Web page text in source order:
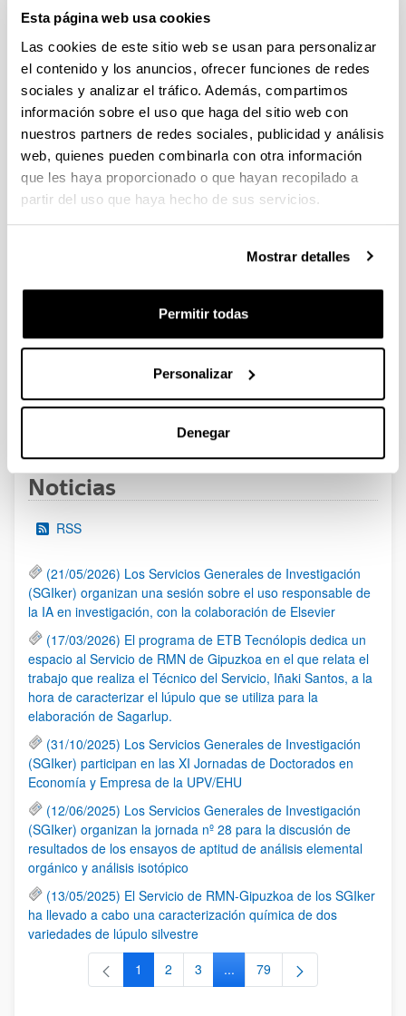
Esta página web usa cookies
Las cookies de este sitio web se usan para personalizar
el contenido y los anuncios, ofrecer funciones de redes
sociales y analizar el tráfico. Además, compartimos
información sobre el uso que haga del sitio web con
nuestros partners de redes sociales, publicidad y análisis
web, quienes pueden combinarla con otra información
que les haya proporcionado o que hayan recopilado a
partir del uso que haya hecho de sus servicios.
Mostrar detalles
Permitir todas
Personalizar
Denegar
19/07/2023 Se ha publicado la propuesta de adjudicación
CONVOCATORIA AYUDAS PARA LA FINANCIACIÓN DE
PLANES DE INVESTIGACIÓN EN COOPERACIÓN EN EL
ÁREA DE LA INTELIGENCIA ARTIFICIAL
DESARROLLADOS POR GRUPOS DE INVESTIGACIÓN
INTERDISCIPLINARES
Plazo de presentación cerrado: 13/07/2023 - 15/09/2023 23:59
EL PLAZO INTERNO DE PRESENTACIÓN DE SOLICITUDES
ES DEL 13/07/2023 AL 08/09/2023 (INCLUSIVE).
Innovación para incentivar la consolidación investigadora
14/07/2023 - Plazo interno para presentación de solicitudes:
Páginas intermedias Use TAB para desplazarse.
PáginaPágina
Noticias
RSS
(21/05/2026) Los Servicios Generales de Investigación
(SGIker) organizan una sesión sobre el uso responsable de
la IA en investigación, con la colaboración de Elsevier
(17/03/2026) El programa de ETB Tecnólopis dedica un
espacio al Servicio de RMN de Gipuzkoa en el que relata el
trabajo que realiza el Técnico del Servicio, Iñaki Santos, a la
hora de caracterizar el lúpulo que se utiliza para la
elaboración de Sagarlup.
(31/10/2025) Los Servicios Generales de Investigación
(SGIker) participan en las XI Jornadas de Doctorados en
Economía y Empresa de la UPV/EHU
(12/06/2025) Los Servicios Generales de Investigación
(SGIker) organizan la jornada nº 28 para la discusión de
resultados de los ensayos de aptitud de análisis elemental
orgánico y análisis isotópico
(13/05/2025) El Servicio de RMN-Gipuzkoa de los SGIker
ha llevado a cabo una caracterización química de dos
variedades de lúpulo silvestre
Página
1 Página
2 Página
3 ...Páginas intermedias Use TAB
Página
79